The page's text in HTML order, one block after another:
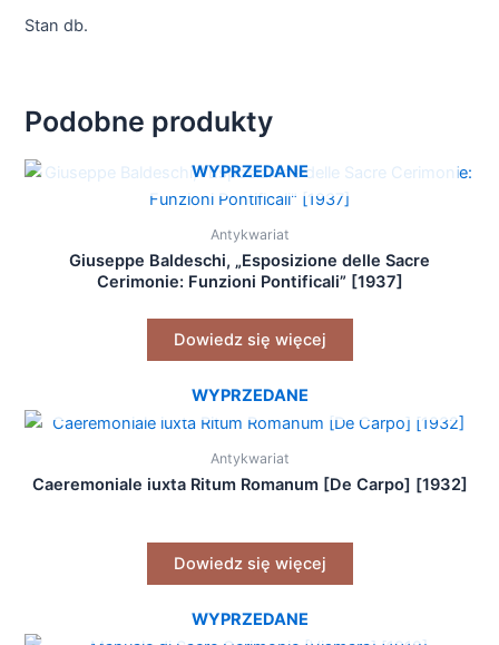
Stan db.
Podobne produkty
WYPRZEDANE
Antykwariat
Giuseppe Baldeschi, „Esposizione delle Sacre
Cerimonie: Funzioni Pontificali” [1937]
Dowiedz się więcej
WYPRZEDANE
Antykwariat
Caeremoniale iuxta Ritum Romanum [De Carpo] [1932]
Dowiedz się więcej
WYPRZEDANE